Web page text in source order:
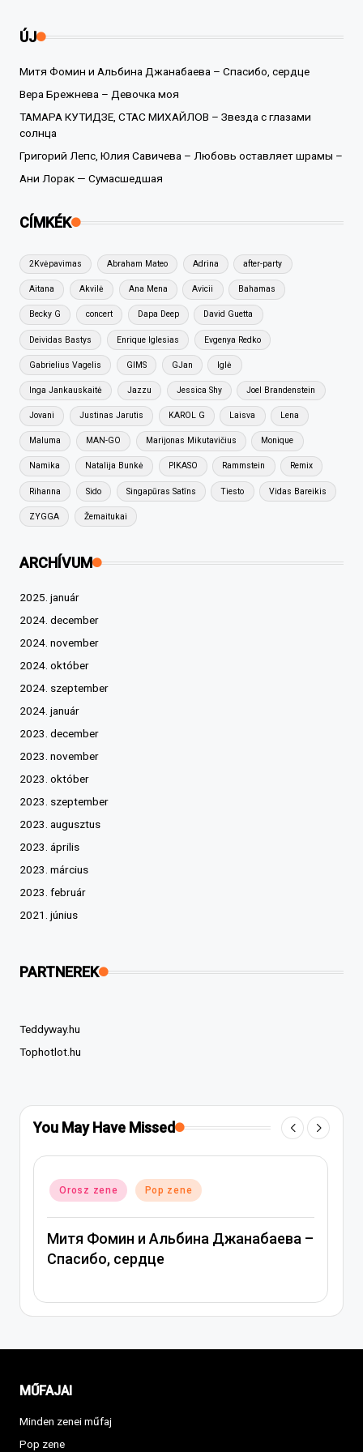
ÚJ
Митя Фомин и Альбина Джанабаева – Спасибо, сердце
Вера Брежнева – Девочка моя
ТАМАРА КУТИДЗЕ, СТАС МИХАЙЛОВ – Звезда с глазами
солнца
Григорий Лепс, Юлия Савичева – Любовь оставляет шрамы –
Ани Лорак — Сумасшедшая
CÍMKÉK
2Kvėpavimas Abraham Mateo Adrina after-party
Aitana Akvilė Ana Mena Avicii Bahamas
Becky G concert Dapa Deep David Guetta
Deividas Bastys Enrique Iglesias Evgenya Redko
Gabrielius Vagelis GIMS GJan Iglė
Inga Jankauskaitė Jazzu Jessica Shy Joel Brandenstein
Jovani Justinas Jarutis KAROL G Laisva Lena
Maluma MAN-GO Marijonas Mikutavičius Monique
Namika Natalija Bunkė PIKASO Rammstein Remix
Rihanna Sido Singapūras Satīns Tiesto Vidas Bareikis
ZYGGA Žemaitukai
ARCHÍVUM
2025. január
2024. december
2024. november
2024. október
2024. szeptember
2024. január
2023. december
2023. november
2023. október
2023. szeptember
2023. augusztus
2023. április
2023. március
2023. február
2021. június
PARTNEREK
Teddyway.hu
Tophotlot.hu
You May Have Missed
Posted
in
Orosz zene Pop zene
Митя Фомин и Альбина Джанабаева –
Спасибо, сердце
MŰFAJAI
Minden zenei műfaj
Pop zene